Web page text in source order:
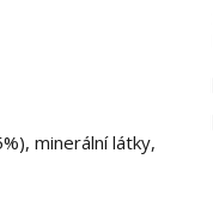
minerální látky,